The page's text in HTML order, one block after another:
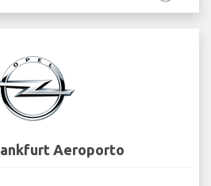
Aeroporto